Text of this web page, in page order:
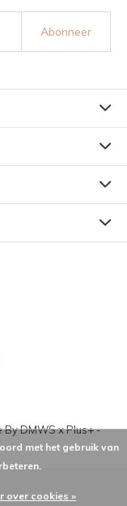
Abonneer
ByDMWSxPlus+-
met het gebruik van
over cookies »